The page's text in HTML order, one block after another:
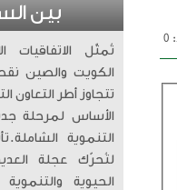
بين
تُمثّل الاتفاقيات
الكويت والصين
تتجاوز أطر التعاون
الأساس لمرحلة
التنموية الشاملة.
لتُحرّك عجلة
الحيوية